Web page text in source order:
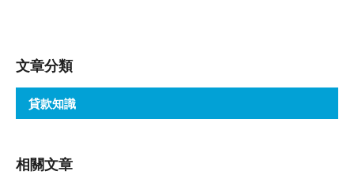
文章分類
貸款知識
相關文章